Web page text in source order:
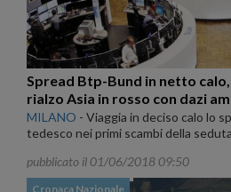
Spread Btp-Bund in netto
rialzo Asia in rosso con dazi
MILANO - Viaggia in deciso calo lo
tedesco nei primi scambi della
pubblicato il 01/06/2018 09:50
Cronaca Nazionale